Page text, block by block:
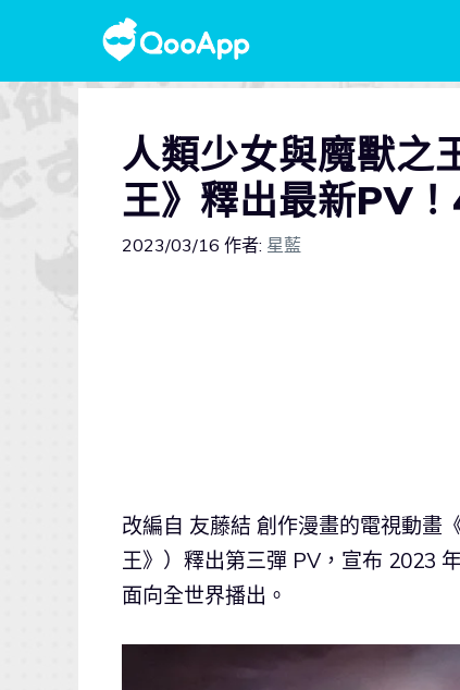
人類少女與魔獸之
王》釋出最新PV
2023/03/16 作者: 星藍
改編自 友藤結 創作漫畫的電視動畫
王》）釋出第三彈 PV，宣布 2023
面向全世界播出。